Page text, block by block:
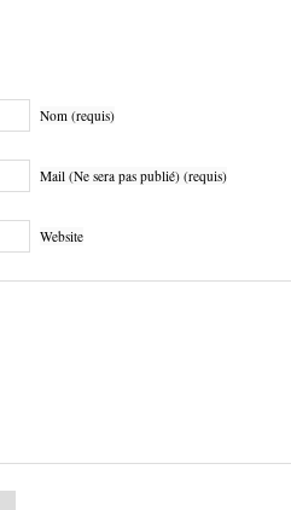
Nom (requis)
Mail (Ne sera pas publié) (requis)
Website